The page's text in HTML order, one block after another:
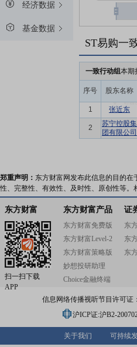
经济数据
基金数据
ST易购一
一致行动组本期
序号 股东名称
1 张近东
2
苏宁控股集
团有限公司
郑重声明： 东方财富网发布此信息的目的
性、完整性、有效性、及时性、原创性等
东方财富
扫一扫下载
APP
东方财富产品
东方财富免费版
东方财富Level-2
东方财富策略版
妙想投研助理
Choice金融终端
证
东
东
东
信息网络传播视听节目许可证
沪ICP证:沪B2-
关于我们 可持续